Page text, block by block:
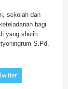
sekolah dan
bagi
yang sholih
S.Pd.